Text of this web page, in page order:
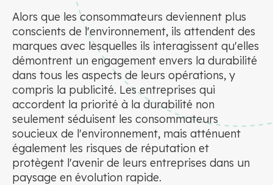
Alors que les consommateurs deviennent plus
conscients de l'environnement, ils attendent des
marques avec lesquelles ils interagissent qu'elles
démontrent un engagement envers la durabilité
dans tous les aspects de leurs opérations, y
compris la publicité. Les entreprises qui
accordent la priorité à la durabilité non
seulement séduisent les consommateurs
soucieux de l'environnement, mais atténuent
également les risques de réputation et
protègent l'avenir de leurs entreprises dans un
paysage en évolution rapide.